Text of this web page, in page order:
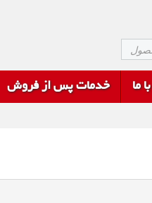
ما خدمات پس از فروش